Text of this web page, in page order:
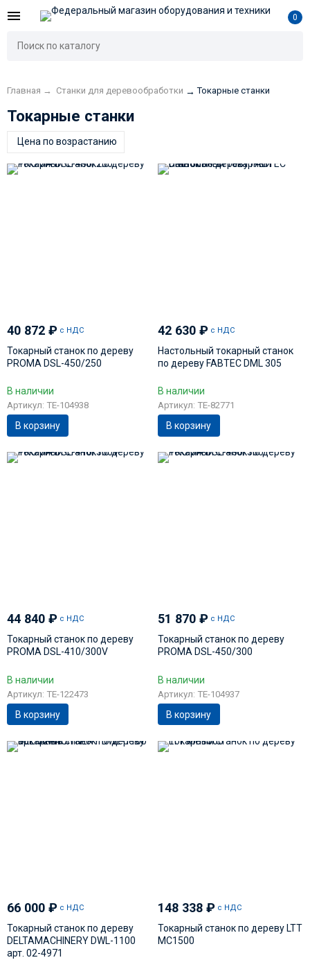
0
Главная → Станки для деревообработки → Токарные станки
Токарные станки
Цена по возрастанию
40 872 ₽ с НДС
Токарный станок по дереву
PROMA DSL-450/250
В наличии
Артикул: TE-104938
В корзину
42 630₽ с НДС
Настольный токарный станок
по дереву FABTEC DML 305
В наличии
Артикул: TE-82771
В корзину
44 840 ₽ с НДС
Токарный станок по дереву
PROMA DSL-410/300V
В наличии
Артикул: TE-122473
В корзину
51 870₽ с НДС
Токарный станок по дереву
PROMA DSL-450/300
В наличии
Артикул: TE-104937
В корзину
66 000 ₽ с НДС
Токарный станок по дереву
DELTAMACHINERY DWL-1100
арт. 02-4971
148 338₽ с НДС
Токарный станок по дереву LTT
МС1500